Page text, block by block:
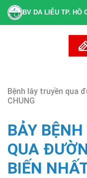
BV DA LIỄU TP. HỒ
Bệnh lây truyền qua
CHUNG
BẢY
QUA
BIẾN